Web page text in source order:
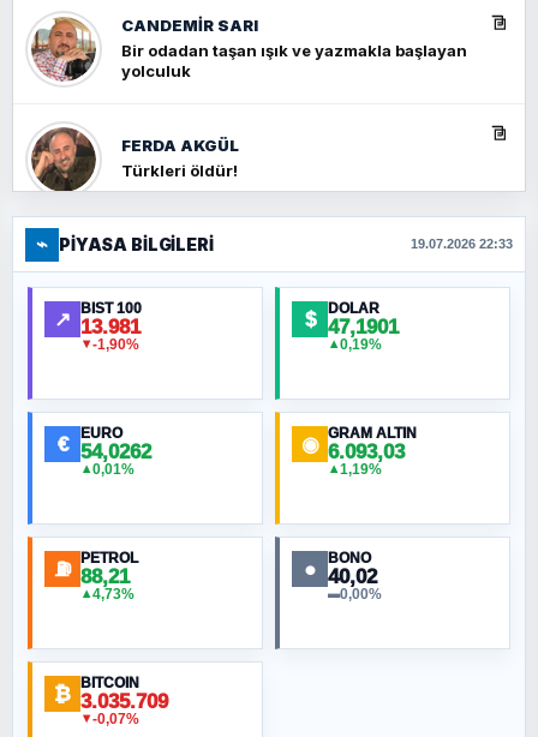
CANDEMIR SARI
Bir odadan taşan ışık ve yazmakla başlayan
yolculuk
FERDA AKGÜL
Türkleri öldür!
FERHAT BÜYÜKKALKAN
Ankara Zirvesi: NATO Toplantısı mı, Yeni
Ortadoğu Haritasının Provası mı?
MURAT ÖZKAN
NURETTIN BÖLÜK
ORHAN KILIÇOĞLU
Özgür Özel’a güvenmeyin, kovun gitsin
⌁ PIYASA BILGILERI 19.07.2026 22:33
↗ BIST 100
13.981
▼-1,90%
$ DOLAR
47,1901
▲0,19%
€ EURO
54,0262
▲0,01%
◉ GRAM ALTIN
6.093,03
▲1,19%
⛽ PETROL
88,21
▲4,73%
● BONO
40,02
▬0,00%
₿ BITCOIN
3.035.709
▼-0,07%